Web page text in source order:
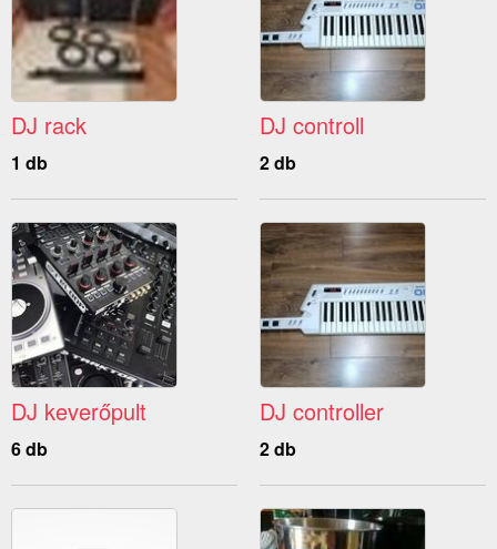
DJ rack
1 db
DJ controll
2 db
DJ keverőpult
6 db
DJ controller
2 db